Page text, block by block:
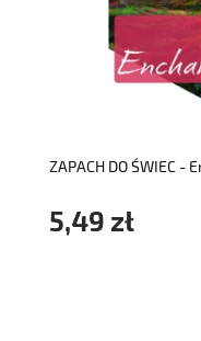
ZAPACH DO ŚWIEC -
5,49 zł